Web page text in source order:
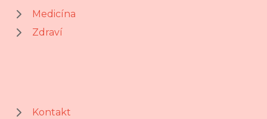
Medicína
Zdraví
Kontakt